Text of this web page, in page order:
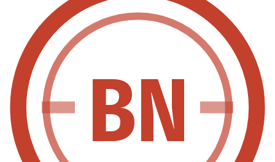
BN